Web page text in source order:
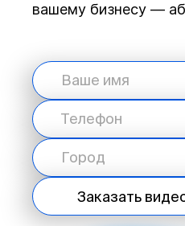
вашему бизнесу —
Заказать